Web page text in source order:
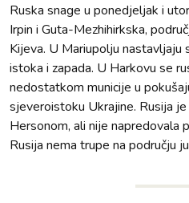
Ruska snage u ponedjeljak i
Irpin i Guta-Mezhihirkska,
Kijeva. U Mariupolju nastavljaju
istoka i zapada. U Harkovu se
nedostatkom municije u
sjeveroistoku Ukrajine. Rusija
Hersonom, ali nije napredovala
Rusija nema trupe na području